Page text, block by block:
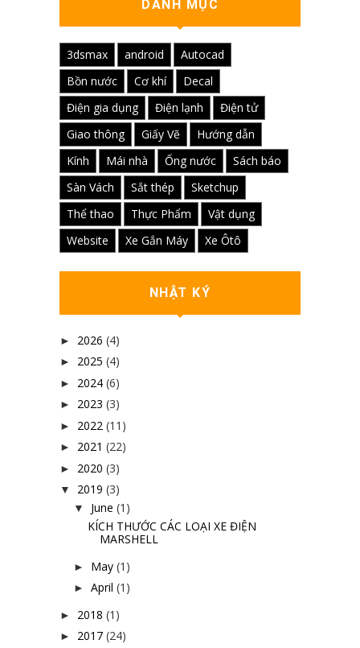
DANH MỤC
3dsmax android
Autocad
Bồn nước
Cơ khí
Decal
Điện gia dụng
Điện lạnh
Điện tử
Giao thông
Giấy Vẽ
Hướng dẫn
Kính
Mái nhà Ống nước
Sách báo
Sàn Vách
Sắt thép
Sketchup
Thể thao
Thực Phẩm
Vật dụng
Website
Xe Gắn Máy Xe Ôtô
NHẬT KÝ
► 2026 (4)
► 2025 (4)
► 2024 (6)
► 2023 (3)
► 2022 (11)
► 2021 (22)
► 2020 (3)
▼ 2019 (3)
▼ June (1)
KÍCH THƯỚC CÁC LOẠI XE ĐIỆN
MARSHELL
► May (1)
► April (1)
► 2018 (1)
► 2017 (24)